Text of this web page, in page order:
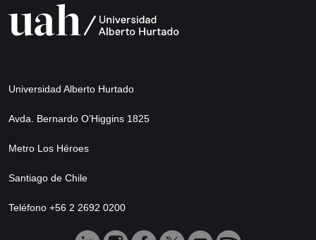
Universidad Alberto Hurtado
Avda. Bernardo O’Higgins 1825
Metro Los Héroes
Santiago de Chile
Teléfono +56 2 2692 0200